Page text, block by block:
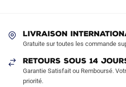
choisies
la
page
LIVRAISON
Gratuite sur toutes les commande
RETOURS SOUS 14
Garantie Satisfait ou Remboursé.
priorité.